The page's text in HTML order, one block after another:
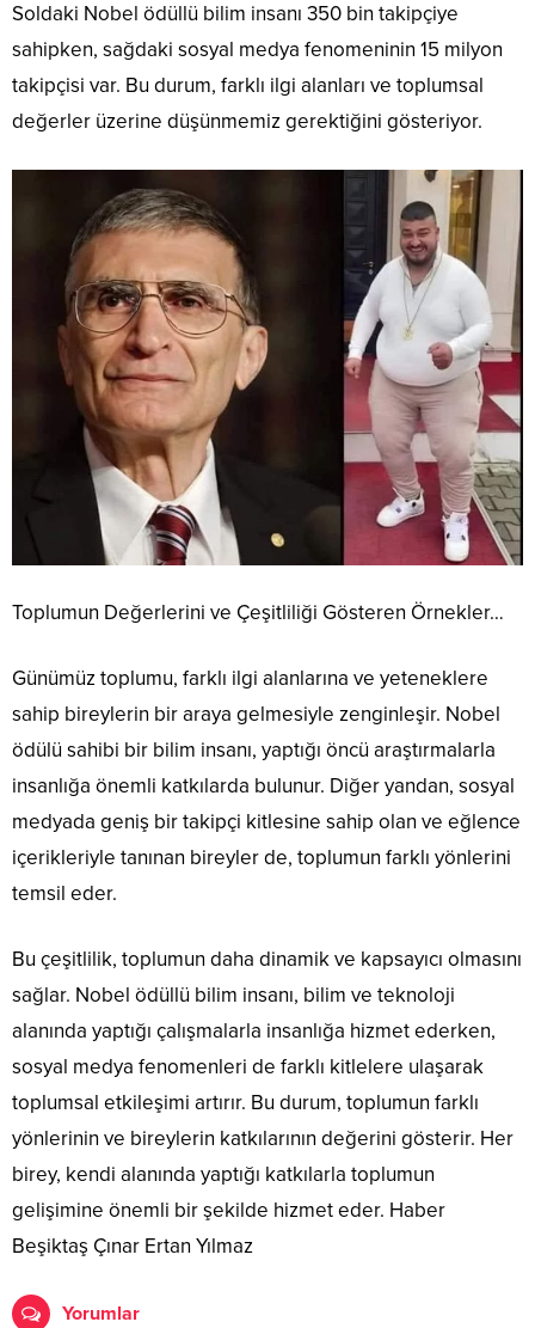
Soldaki Nobel ödüllü bilim insanı 350 bin takipçiye
sahipken, sağdaki sosyal medya fenomeninin 15 milyon
takipçisi var. Bu durum, farklı ilgi alanları ve toplumsal
değerler üzerine düşünmemiz gerektiğini gösteriyor.
Toplumun Değerlerini ve Çeşitliliği Gösteren Örnekler…
Günümüz toplumu, farklı ilgi alanlarına ve yeteneklere
sahip bireylerin bir araya gelmesiyle zenginleşir. Nobel
ödülü sahibi bir bilim insanı, yaptığı öncü araştırmalarla
insanlığa önemli katkılarda bulunur. Diğer yandan, sosyal
medyada geniş bir takipçi kitlesine sahip olan ve eğlence
içerikleriyle tanınan bireyler de, toplumun farklı yönlerini
temsil eder.
Bu çeşitlilik, toplumun daha dinamik ve kapsayıcı olmasını
sağlar. Nobel ödüllü bilim insanı, bilim ve teknoloji
alanında yaptığı çalışmalarla insanlığa hizmet ederken,
sosyal medya fenomenleri de farklı kitlelere ulaşarak
toplumsal etkileşimi artırır. Bu durum, toplumun farklı
yönlerinin ve bireylerin katkılarının değerini gösterir. Her
birey, kendi alanında yaptığı katkılarla toplumun
gelişimine önemli bir şekilde hizmet eder. Haber
Beşiktaş Çınar Ertan Yılmaz
Yorumlar